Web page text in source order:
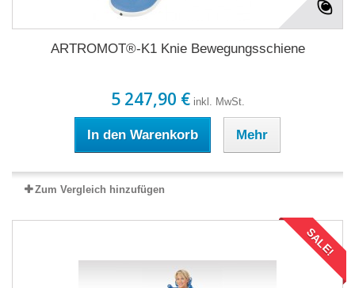
ARTROMOT®-K1 Knie Bewegungsschiene
5 247,90 €inkl. MwSt.
In den Warenkorb Mehr
Zum Vergleich hinzufügen
SALE!